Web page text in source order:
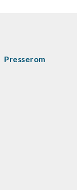
Presserom